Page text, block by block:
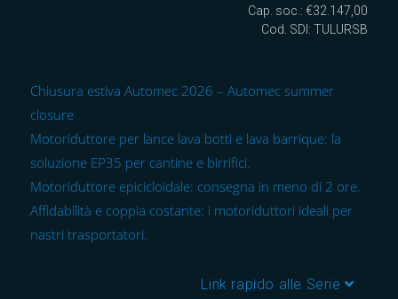
Cap. soc.: €32.147,00
Cod. SDI: TULURSB
Chiusura estiva Automec 2026 – Automec summer
closure
Motoriduttore per lance lava botti e lava barrique: la
soluzione EP35 per cantine e birrifici.
Motoriduttore epicicloidale: consegna in meno di 2 ore.
Affidabilità e coppia costante: i motoriduttori ideali per
nastri trasportatori.
Link rapido alle Serie